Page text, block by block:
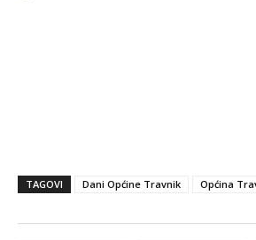
TAGOVI Dani Općine Travnik Općina